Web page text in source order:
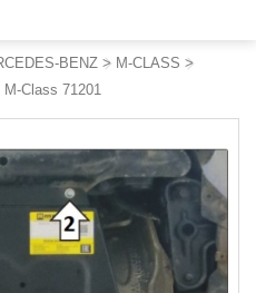
BENZ > M-CLASS >
Class 71201